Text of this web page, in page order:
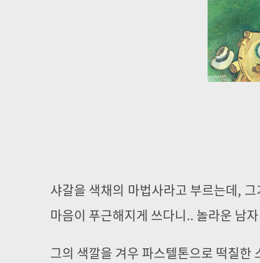
샤갈을 색채의 마법사라고 부르는데,
마음이 푸근해지게 쓰다니.. 놀라운 남
그의 색깔을 겨우 파스텔톤으로 떡칠한